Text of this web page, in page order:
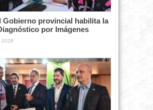
Gobierno provincial habilita la
por Imágenes
2026